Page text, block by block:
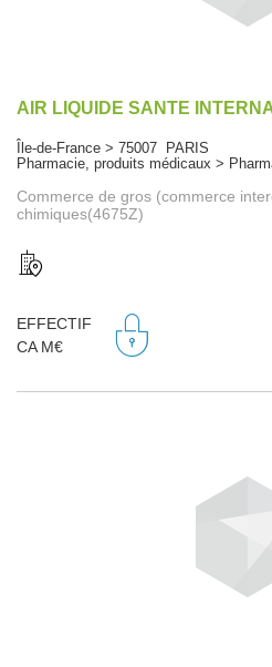
AIR LIQUIDE SANTE
Île-de-France > 75007 PARIS
Pharmacie, produits médicaux >
Commerce de gros (commerce
chimiques(4675Z)
EFFECTIF
CA M€